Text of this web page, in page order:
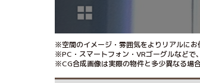
※空間のイメージ・雰囲気をよりリアルに
※PC・スマートフォン・VRゴーグルなどで
※CG合成画像は実際の物件と多少異なる場